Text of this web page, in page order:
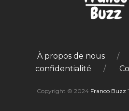
À propos de nous
confidentialité
Copyright © 2024 Franco Buzz